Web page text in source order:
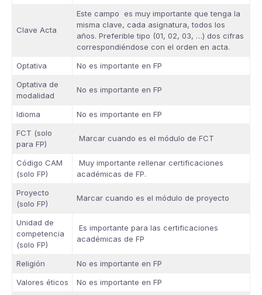
Clave Acta
Este campo es muy importante que tenga la
misma clave, cada asignatura, todos los
años. Preferible tipo (01, 02, 03, …) dos cifras
correspondiéndose con el orden en acta.
Optativa
No es importante en FP
Optativa de
modalidad
No es importante en FP
Idioma
No es importante en FP
FCT (solo
para FP)
Marcar cuando es el módulo de FCT
Código CAM
(solo FP)
Muy importante rellenar certificaciones
académicas de FP.
Proyecto
(solo FP)
Marcar cuando es el módulo de proyecto
Unidad de
competencia
(solo FP)
Es importante para las certificaciones
académicas de FP
Religión
No es importante en FP
Valores éticos
No es importante en FP